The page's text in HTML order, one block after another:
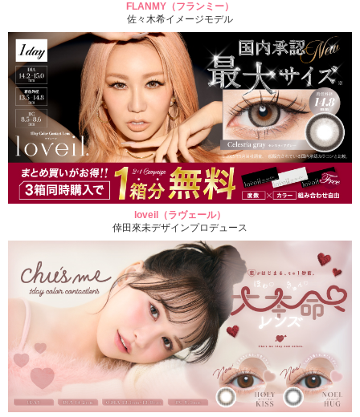
FLANMY（フランミー）
佐々木希イメージモデル
loveil（ラヴェール）
倖田來未デザインプロデュース